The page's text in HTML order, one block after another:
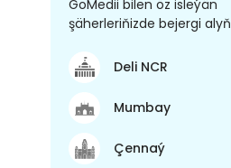
GoMedii bilen öz isleýän
şäherleriňizde bejergi alyň
Deli NCR
Mumbay
Çennaý